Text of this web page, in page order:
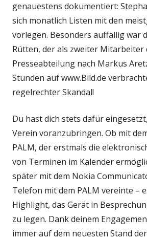
genauestens dokumentiert:
sich monatlich Listen mit den
vorlegen. Besonders auffällig war
Rütten, der als zweiter Mitarbeiter
Presseabteilung nach Markus
Stunden auf www.Bild.de
regelrechter Skandal!
Du hast dich stets dafür
Verein voranzubringen. Ob mit
PALM, der erstmals die
von Terminen im Kalender
später mit dem Nokia
Telefon mit dem PALM vereinte –
Highlight, das Gerät in
zu legen. Dank deinem
immer auf dem neuesten Stand